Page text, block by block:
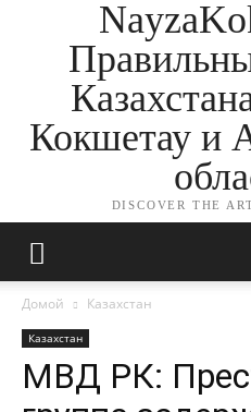
Кокшетау и
DISCOVER THE
Домой Казахстан
Казахстан
МВД РК: